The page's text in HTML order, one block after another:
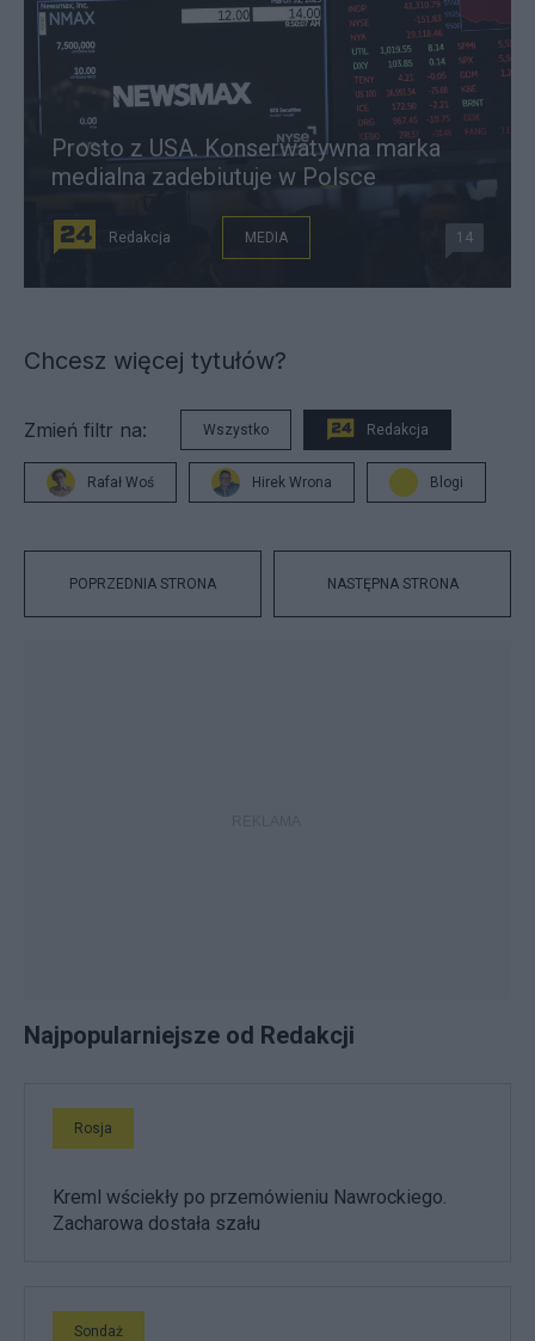
Prosto z USA. Konserwatywna marka
medialna zadebiutuje w Polsce
Redakcja MEDIA 14
Chcesz więcej tytułów?
Zmień filtr na: Wszystko Redakcja
Rafał Woś Hirek Wrona Blogi
POPRZEDNIA STRONA NASTĘPNA STRONA
Najpopularniejsze od Redakcji
Rosja
Kreml wściekły po przemówieniu Nawrockiego.
Zacharowa dostała szału
Sondaż